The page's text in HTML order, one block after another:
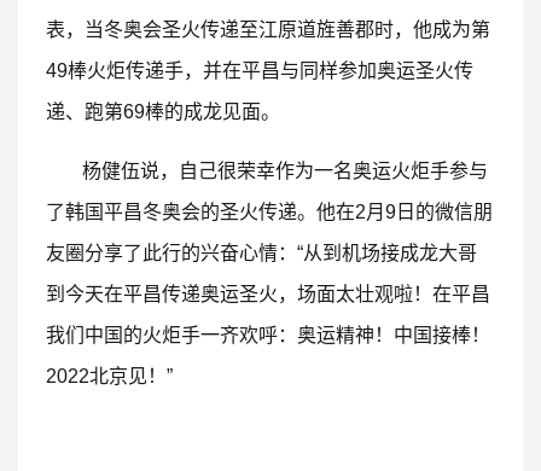
表，当冬奥会圣火传递至江原道旌善郡时，他成为第
49棒火炬传递手，并在平昌与同样参加奥运圣火传
递、跑第69棒的成龙见面。
杨健伍说，自己很荣幸作为一名奥运火炬手参与
了韩国平昌冬奥会的圣火传递。他在2月9日的微信朋
友圈分享了此行的兴奋心情：“从到机场接成龙大哥
到今天在平昌传递奥运圣火，场面太壮观啦！在平昌
我们中国的火炬手一齐欢呼：奥运精神！中国接棒！
2022北京见！”